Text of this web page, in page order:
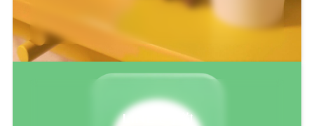
LINEで予約